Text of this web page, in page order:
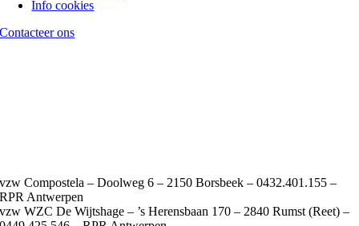
Info cookies
Contacteer ons
vzw Compostela – Doolweg 6 – 2150 Borsbeek – 0432.401.155 –
RPR Antwerpen
vzw WZC De Wijtshage – ’s Herensbaan 170 – 2840 Rumst (Reet) –